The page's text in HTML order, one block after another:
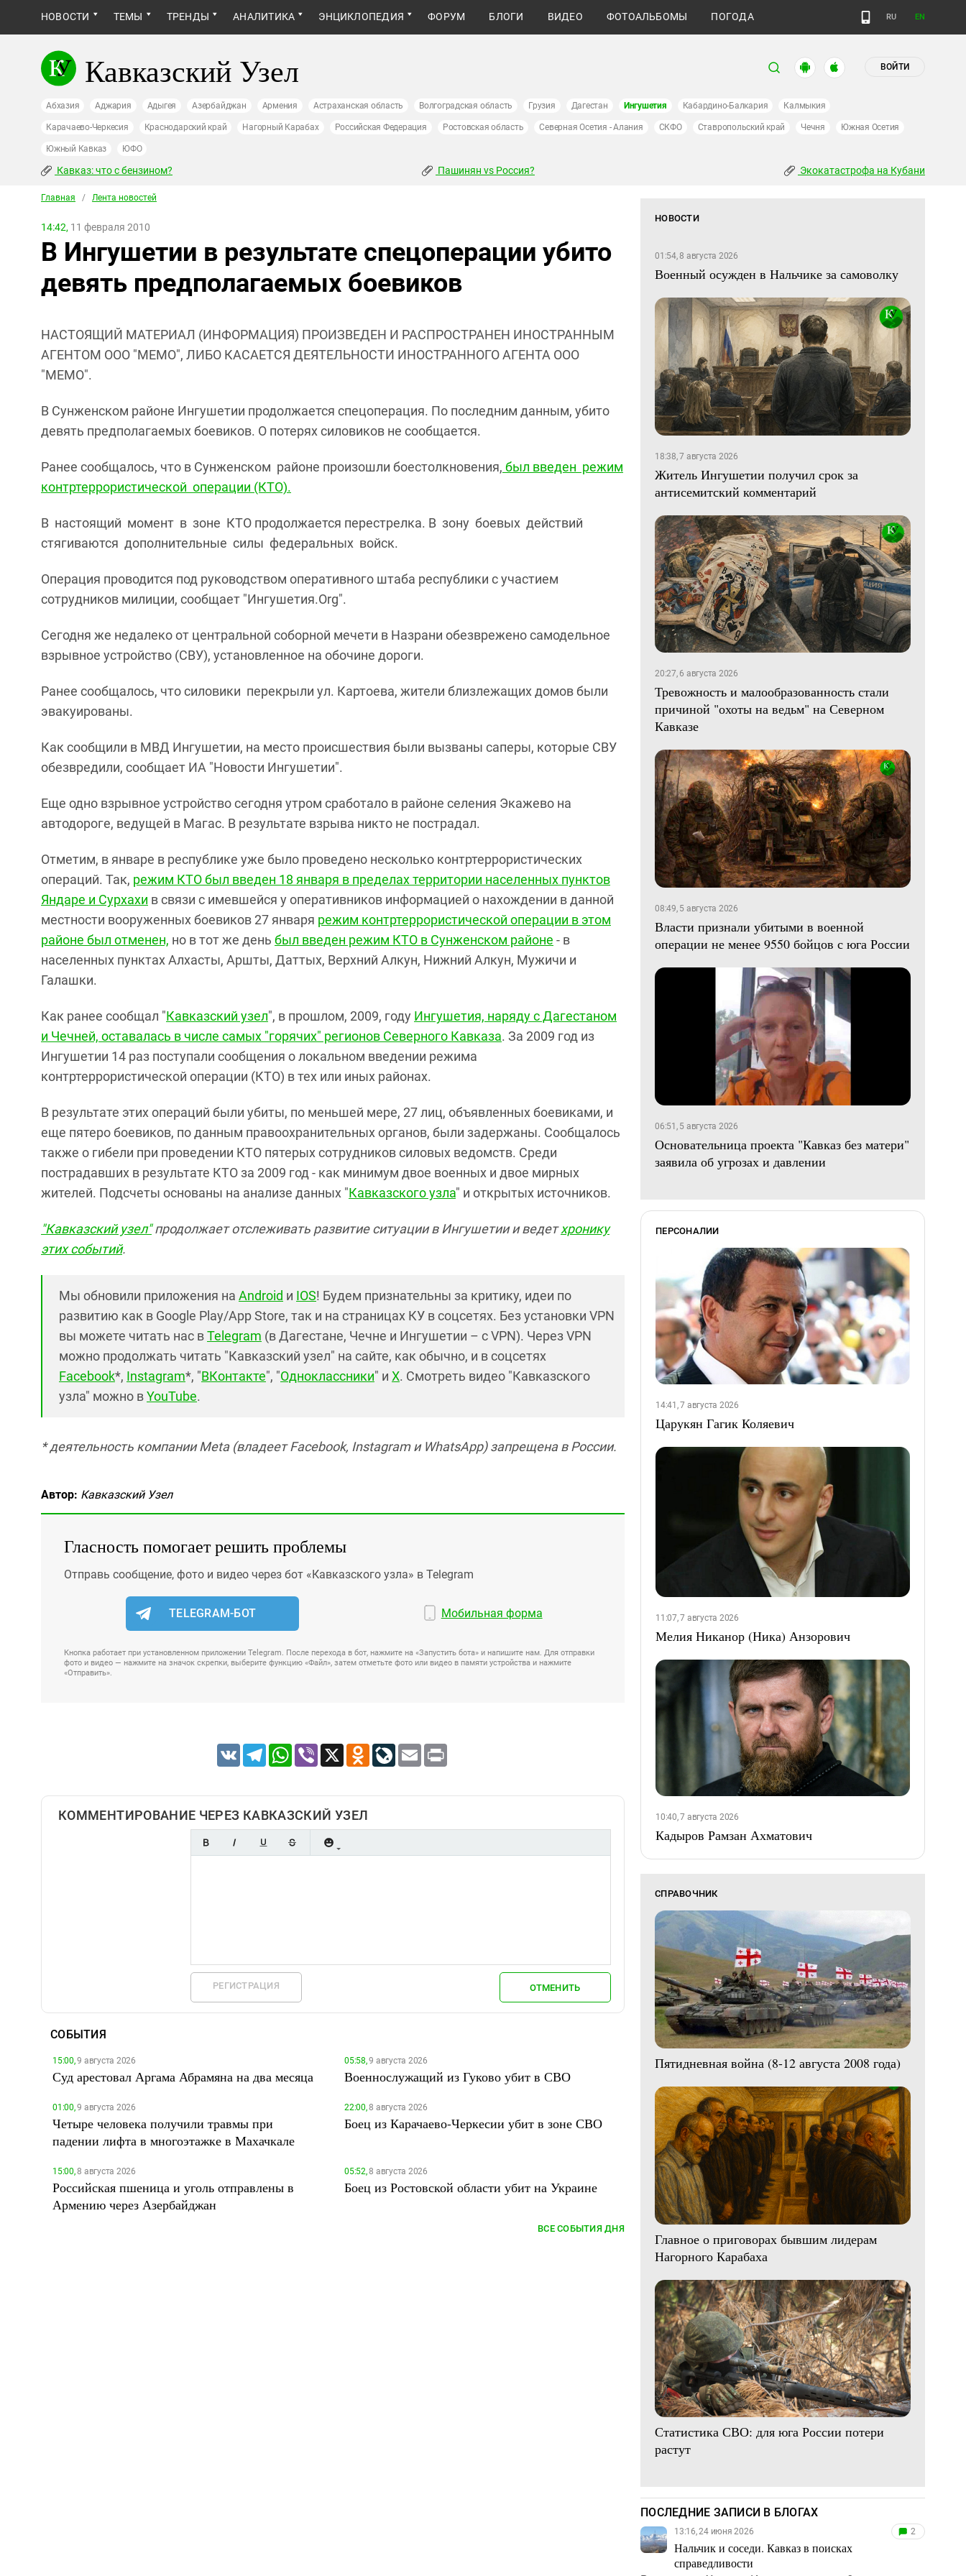
НОВОСТИ ТЕМЫ ТРЕНДЫ АНАЛИТИКА ЭНЦИКЛОПЕДИЯ ФОРУМ БЛОГИ ВИДЕО ФОТОАЛЬБОМЫ ПОГОДА RU EN
Кавказский Узел ВОЙТИ
Абхазия Аджария Адыгея Азербайджан Армения Астраханская область Волгоградская область Грузия Дагестан Ингушетия Кабардино-Балкария Калмыкия
Карачаево-Черкесия Краснодарский край Нагорный Карабах Российская Федерация Ростовская область Северная Осетия - Алания СКФО Ставропольский край Чечня Южная Осетия
Южный Кавказ ЮФО
Кавказ: что с бензином? Пашинян vs Россия? Экокатастрофа на Кубани
Главная / Лента новостей
14:42, 11 февраля 2010
В Ингушетии в результате спецоперации убито
девять предполагаемых боевиков
НАСТОЯЩИЙ МАТЕРИАЛ (ИНФОРМАЦИЯ) ПРОИЗВЕДЕН И РАСПРОСТРАНЕН ИНОСТРАННЫМ
АГЕНТОМ ООО "МЕМО", ЛИБО КАСАЕТСЯ ДЕЯТЕЛЬНОСТИ ИНОСТРАННОГО АГЕНТА ООО
"МЕМО".
В Сунженском районе Ингушетии продолжается спецоперация. По последним данным, убито
девять предполагаемых боевиков. О потерях силовиков не сообщается.
Ранее сообщалось, что в Сунженском районе произошли боестолкновения, был введен режим
контртеррористической операции (КТО).
В настоящий момент в зоне КТО продолжается перестрелка. В зону боевых действий
стягиваются дополнительные силы федеральных войск.
Операция проводится под руководством оперативного штаба республики с участием
сотрудников милиции, сообщает "Ингушетия.Org".
Сегодня же недалеко от центральной соборной мечети в Назрани обезврежено самодельное
взрывное устройство (СВУ), установленное на обочине дороги.
Ранее сообщалось, что силовики перекрыли ул. Картоева, жители близлежащих домов были
эвакуированы.
Как сообщили в МВД Ингушетии, на место происшествия были вызваны саперы, которые СВУ
обезвредили, сообщает ИА "Новости Ингушетии".
Еще одно взрывное устройство сегодня утром сработало в районе селения Экажево на
автодороге, ведущей в Магас. В результате взрыва никто не пострадал.
Отметим, в январе в республике уже было проведено несколько контртеррористических
операций. Так, режим КТО был введен 18 января в пределах территории населенных пунктов
Яндаре и Сурхахи в связи с имевшейся у оперативников информацией о нахождении в данной
местности вооруженных боевиков 27 января режим контртеррористической операции в этом
районе был отменен, но в тот же день был введен режим КТО в Сунженском районе - в
населенных пунктах Алхасты, Аршты, Даттых, Верхний Алкун, Нижний Алкун, Мужичи и
Галашки.
Как ранее сообщал "Кавказский узел", в прошлом, 2009, году Ингушетия, наряду с Дагестаном
и Чечней, оставалась в числе самых "горячих" регионов Северного Кавказа. За 2009 год из
Ингушетии 14 раз поступали сообщения о локальном введении режима
контртеррористической операции (КТО) в тех или иных районах.
В результате этих операций были убиты, по меньшей мере, 27 лиц, объявленных боевиками, и
еще пятеро боевиков, по данным правоохранительных органов, были задержаны. Сообщалось
также о гибели при проведении КТО пятерых сотрудников силовых ведомств. Среди
пострадавших в результате КТО за 2009 год - как минимум двое военных и двое мирных
жителей. Подсчеты основаны на анализе данных "Кавказского узла" и открытых источников.
"Кавказский узел"продолжает отслеживать развитие ситуации в Ингушетии и ведетхронику
этих событий.
Мы обновили приложения на Android и IOS! Будем признательны за критику, идеи по
развитию как в Google Play/App Store, так и на страницах КУ в соцсетях. Без установки VPN
вы можете читать нас вTelegram (в Дагестане, Чечне и Ингушетии – с VPN). Через VPN
можно продолжать читать "Кавказский узел" на сайте, как обычно, и в соцсетях
Facebook*, Instagram*, "ВКонтакте", "Одноклассники" и X. Смотреть видео "Кавказского
узла" можно вYouTube.
* деятельность компании Meta (владеет Facebook, Instagram и WhatsApp) запрещена в России.
Автор: Кавказский Узел
Гласность помогает решить проблемы
Отправь сообщение, фото и видео через бот «Кавказского узла» в Telegram
TELEGRAM-БОТ Мобильная форма
Кнопка работает при установленном приложении Telegram. После перехода в бот, нажмите на «Запустить бота» и напишите нам. Для отправки
фото и видео — нажмите на значок скрепки, выберите функцию «Файл», затем отметьте фото или видео в памяти устройства и нажмите
«Отправить».
VK TelegramWhatsApp
Viber X Odnoklassniki
LiveJournal
Email
КОММЕНТИРОВАНИЕ ЧЕРЕЗ КАВКАЗСКИЙ УЗЕЛ
РЕГИСТРАЦИЯ ОТМЕНИТЬ
СОБЫТИЯ
15:00,9 августа 2026
Суд арестовал Аргама Абрамяна на два месяца
05:58,9 августа 2026
Военнослужащий из Гуково убит в СВО
01:00,9 августа 2026
Четыре человека получили травмы при
падении лифта в многоэтажке в Махачкале
22:00,8 августа 2026
Боец из Карачаево-Черкесии убит в зоне СВО
15:00,8 августа 2026
Российская пшеница и уголь отправлены в
Армению через Азербайджан
05:52,8 августа 2026
Боец из Ростовской области убит на Украине
ВСЕ СОБЫТИЯ ДНЯ
НОВОСТИ
01:54, 8 августа 2026
Военный осужден в Нальчике за самоволку
18:38, 7 августа 2026
Житель Ингушетии получил срок за
антисемитский комментарий
20:27, 6 августа 2026
Тревожность и малообразованность стали
причиной "охоты на ведьм" на Северном
Кавказе
08:49, 5 августа 2026
Власти признали убитыми в военной
операции не менее 9550 бойцов с юга России
06:51, 5 августа 2026
Основательница проекта "Кавказ без матери"
заявила об угрозах и давлении
ПЕРСОНАЛИИ
14:41, 7 августа 2026
Царукян Гагик Коляевич
11:07, 7 августа 2026
Мелия Никанор (Ника) Анзорович
10:40, 7 августа 2026
Кадыров Рамзан Ахматович
СПРАВОЧНИК
Пятидневная война (8-12 августа 2008 года)
Главное о приговорах бывшим лидерам
Нагорного Карабаха
Статистика СВО: для юга России потери
растут
ПОСЛЕДНИЕ ЗАПИСИ В БЛОГАХ
13:16, 24 июня 2026
Нальчик и соседи. Кавказ в поисках
справедливости
2